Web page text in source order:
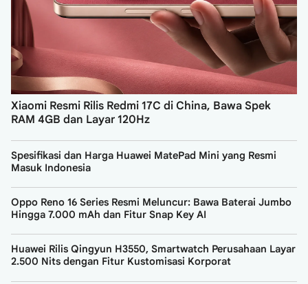
Xiaomi Resmi Rilis Redmi 17C di China, Bawa Spek
RAM 4GB dan Layar 120Hz
Spesifikasi dan Harga Huawei MatePad Mini yang Resmi
Masuk Indonesia
Oppo Reno 16 Series Resmi Meluncur: Bawa Baterai Jumbo
Hingga 7.000 mAh dan Fitur Snap Key AI
Huawei Rilis Qingyun H3550, Smartwatch Perusahaan Layar
2.500 Nits dengan Fitur Kustomisasi Korporat